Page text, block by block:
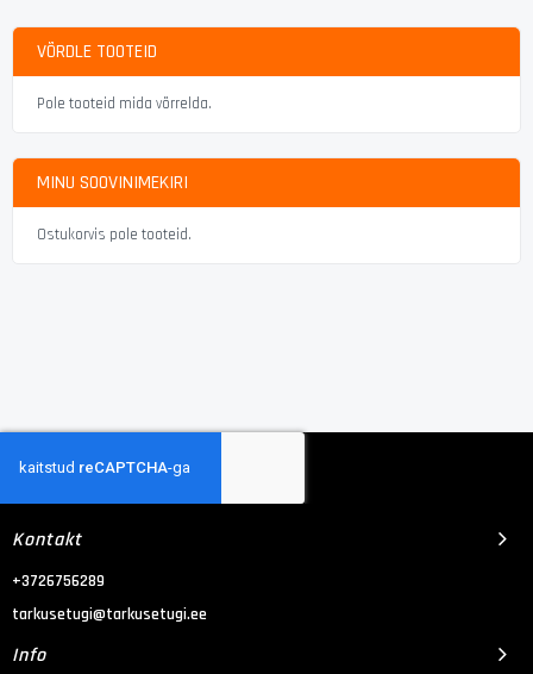
VÕRDLE TOOTEID
Pole tooteid mida võrrelda.
MINU SOOVINIMEKIRI
Ostukorvis pole tooteid.
Kontakt
+3726756289
tarkusetugi@tarkusetugi.ee
Info